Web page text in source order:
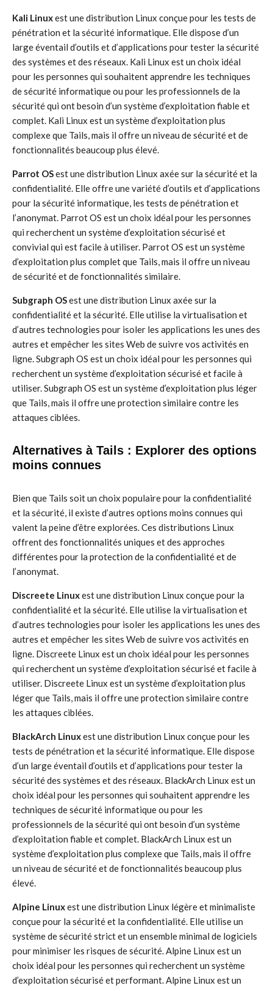
Kali Linuxest une distribution Linux conçue pour les tests de
pénétration et la sécurité informatique. Elle dispose d’un
large éventail d’outils et d’applications pour tester la sécurité
des systèmes et des réseaux. Kali Linux est un choix idéal
pour les personnes qui souhaitent apprendre les techniques
de sécurité informatique ou pour les professionnels de la
sécurité qui ont besoin d’un système d’exploitation fiable et
complet. Kali Linux est un système d’exploitation plus
complexe que Tails, mais il offre un niveau de sécurité et de
fonctionnalités beaucoup plus élevé.
Parrot OSest une distribution Linux axée sur la sécurité et la
confidentialité. Elle offre une variété d’outils et d’applications
pour la sécurité informatique, les tests de pénétration et
l’anonymat. Parrot OS est un choix idéal pour les personnes
qui recherchent un système d’exploitation sécurisé et
convivial qui est facile à utiliser. Parrot OS est un système
d’exploitation plus complet que Tails, mais il offre un niveau
de sécurité et de fonctionnalités similaire.
Subgraph OSest une distribution Linux axée sur la
confidentialité et la sécurité. Elle utilise la virtualisation et
d’autres technologies pour isoler les applications les unes des
autres et empêcher les sites Web de suivre vos activités en
ligne. Subgraph OS est un choix idéal pour les personnes qui
recherchent un système d’exploitation sécurisé et facile à
utiliser. Subgraph OS est un système d’exploitation plus léger
que Tails, mais il offre une protection similaire contre les
attaques ciblées.
Alternatives à Tails : Explorer des options
moins connues
Bien que Tails soit un choix populaire pour la confidentialité
et la sécurité, il existe d’autres options moins connues qui
valent la peine d’être explorées. Ces distributions Linux
offrent des fonctionnalités uniques et des approches
différentes pour la protection de la confidentialité et de
l’anonymat.
Discreete Linuxest une distribution Linux conçue pour la
confidentialité et la sécurité. Elle utilise la virtualisation et
d’autres technologies pour isoler les applications les unes des
autres et empêcher les sites Web de suivre vos activités en
ligne. Discreete Linux est un choix idéal pour les personnes
qui recherchent un système d’exploitation sécurisé et facile à
utiliser. Discreete Linux est un système d’exploitation plus
léger que Tails, mais il offre une protection similaire contre
les attaques ciblées.
BlackArch Linuxest une distribution Linux conçue pour les
tests de pénétration et la sécurité informatique. Elle dispose
d’un large éventail d’outils et d’applications pour tester la
sécurité des systèmes et des réseaux. BlackArch Linux est un
choix idéal pour les personnes qui souhaitent apprendre les
techniques de sécurité informatique ou pour les
professionnels de la sécurité qui ont besoin d’un système
d’exploitation fiable et complet. BlackArch Linux est un
système d’exploitation plus complexe que Tails, mais il offre
un niveau de sécurité et de fonctionnalités beaucoup plus
élevé.
Alpine Linuxest une distribution Linux légère et minimaliste
conçue pour la sécurité et la confidentialité. Elle utilise un
système de sécurité strict et un ensemble minimal de logiciels
pour minimiser les risques de sécurité. Alpine Linux est un
choix idéal pour les personnes qui recherchent un système
d’exploitation sécurisé et performant. Alpine Linux est un